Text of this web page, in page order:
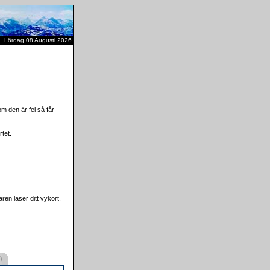
Lördag 08 Augusti 2026
den är fel så får
läser ditt vykort.